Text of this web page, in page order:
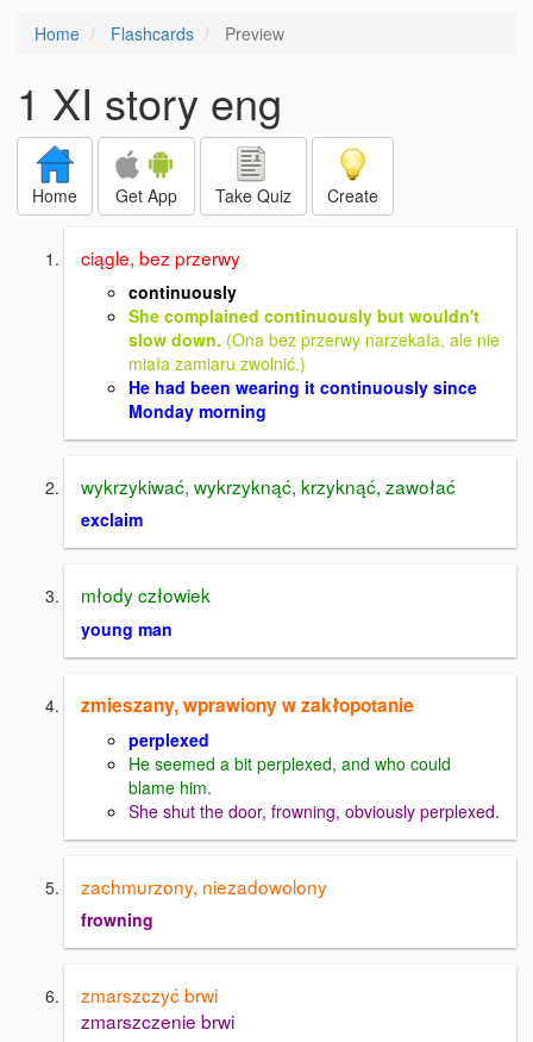
Home Flashcards Preview
1 XI story eng
Home Get App Take Quiz Create
ciągle, bez przerwy
continuously
She complained continuously but wouldn't
slow down. (Ona bez przerwy narzekała, ale nie
miała zamiaru zwolnić.)
He had been wearing it continuously since
Monday morning
wykrzykiwać, wykrzyknąć, krzyknąć, zawołać
exclaim
młody człowiek
young man
zmieszany, wprawiony w zakłopotanie
perplexed
He seemed a bit perplexed, and who could
blame him.
She shut the door, frowning, obviously perplexed.
zachmurzony, niezadowolony
frowning
zmarszczyć brwi
zmarszczenie brwi